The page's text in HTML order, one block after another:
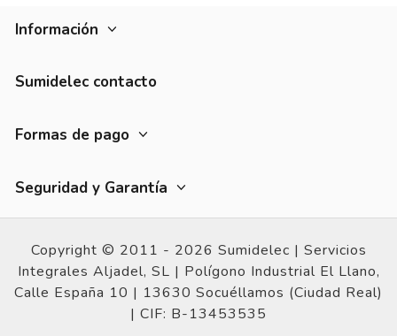
Información
Sumidelec contacto
Formas de pago
Seguridad y Garantía
Copyright © 2011 - 2026 Sumidelec | Servicios
Integrales Aljadel, SL | Polígono Industrial El Llano,
Calle España 10 | 13630 Socuéllamos (Ciudad Real)
| CIF: B-13453535